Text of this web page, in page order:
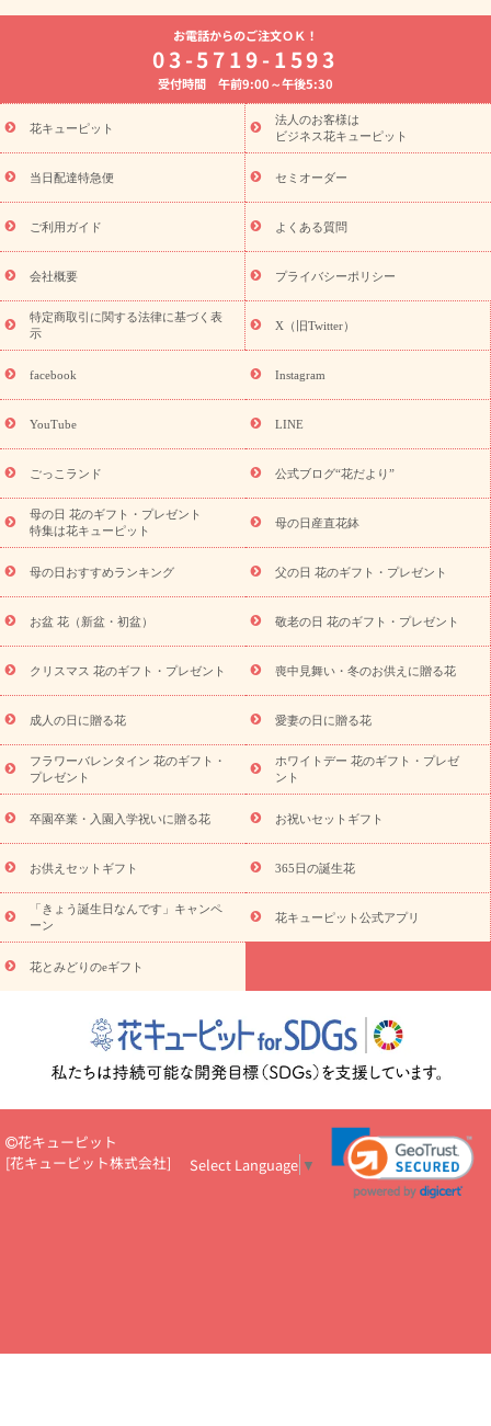
よく贈られる花
お祝いの花特集
誕生日フラワーギフト特集
8月の誕生花(トルコキキョウ)
開店・開業祝い
お供え・お悔やみ お供え・お悔やみの花
通夜・葬儀に贈る花 胡蝶蘭・花鉢
ーブドフラワー
季節のイベント
ひまわり ギフト・プレゼント
特集
お盆 花（新盆・初盆） 季節のイベント
お盆 花（新
盆・初盆）
お盆 花（新盆・初盆）
お盆・お供え 花とセットギ
フト
お盆・お供え プリザーブドフラワー
ひまわり ギフト・プ
レゼント特集
夏の花贈り・お中元・暑中見舞い 花のギフト特集
敬老の日におくる花ギフト・プレゼント特集
花ギフト・プレゼント特集
敬老の日 花のおすすめランキング
敬
老の日 花鉢植えのギフト・プレゼント特集
敬老の日 花とセットギ
フト・プレゼント特集
敬老の日の花 全てのギフト一覧
キャン
ペーン
「きょう誕生日なんです」キャンペーン
探す
誕生日フラワーギフト 誕生日フラワーギフト特集
誕生
日フラワーギフト商品一覧
ユリ トルコキキョウ
誕生花(トルコキキョウ)
9月の誕生花(リンドウ)
誕生日セット
ギフト
「きょう誕生日なんです」キャンペーン
用途から探す お祝いの花特集 当日配達特急便
お祝い商品
一覧
お祝い 新築・引っ越し祝い
結婚記念日
結婚祝い 出産祝い 退院祝い・快気祝い
還暦
祝い・長寿祝い
プチギフト ペットのお祝いフラワー
元・暑中見舞い
敬老の日
お供え
お供え・お悔やみ商品一覧 お供え・お悔やみの花
十九日法要以降に贈る花
通夜・葬儀に贈る花
お供え お花とセッ
お盆（新盆・初盆）
お祝い返し お見舞い
お取り
寄せギフト
ビジネス用 ご自宅用 観葉植物
ミディ胡蝶蘭
プリザーブドフラワー
スタイルから探す
アレンジメント
花束
スタンド花 お祝い お供え・お悔やみ 胡蝶蘭
胡蝶
蘭・花鉢
ミディ胡蝶蘭・お祝い ミディ胡蝶蘭・お供え
の青色胡蝶蘭
観葉植物 観葉植物 産直多肉植物
プリザーブ
ドフラワー
お祝い お供え・お悔やみ 花とセットギフト
ミオーダー
プチギフト（hanamore -ハナモア-）
花とみどりの
eギフト
花キューピットのeGfit カラー ピンク
レンジ
レッド お花の種類 バラ ユリ トルコキキョウ
予
算から探す
お祝い お祝い・3000円～ お祝い・
お祝い・5000円～ お祝い・7000円～ お祝い・10000円～
お供え・お悔やみ
お供え・お悔やみ・3000円～
お供え・お
悔やみ・5000円～ お供え・お悔やみ・7000円～
お供え・お悔
やみ・10000円～
365日の誕生花カレンダー
開店・開業祝
お祝いを贈るときのマナー・
花キューピットのお祝いコラム一覧
誕生日のお花を「色
彩心理学」で選ぶ方法
結婚祝いの予算相場
出産祝いお役立ち情
転職祝いのマナー基礎知識
ペットのお祝いワンポイントアド
バイス
スタンド花（フラスタ）のマナー
お見舞いのマナーとル
お祝い花のマナー総まとめ
場上司や先輩へ贈るお祝い花の正解は？
開店祝いの花 選び方ガイ
ド（早見表あり）
花キューピットのお供え・
プロ直伝10のテクニック
花美人5人の「花のある暮らし」
美
お電話からのご注文ＯＫ！
03-5719-1593
受付時間 午前9:00～午後5:30
花キューピット
法人のお客様は
ビジネス花キューピット
当日配達特急便 セミオーダー
ご利用ガイド よくある質問
会社概要 プライバシーポリシー
特定商取引に関する法律に基づく表
示
X（旧Twitter）
facebook Instagram
YouTube LINE
ごっこランド 公式ブログ“花だより”
母の日 花のギフト・プレゼント
特集は花キューピット
母の日産直花鉢
母の日おすすめランキング 父の日 花のギフト・プレゼント
お盆 花（新盆・初盆） 敬老の日 花のギフト・プレゼント
クリスマス 花のギフト・プレゼント 喪中見舞い・冬のお供えに贈る花
成人の日に贈る花 愛妻の日に贈る花
フラワーバレンタイン 花のギフト・
プレゼント
ホワイトデー 花のギフト・プレゼ
ント
卒園卒業・入園入学祝いに贈る花 お祝いセットギフト
お供えセットギフト 365日の誕生花
「きょう誕生日なんです」キャンペ
ーン
花キューピット公式アプリ
花とみどりのeギフト
花キューピット
[花キューピット株式会社] Select Language ▼